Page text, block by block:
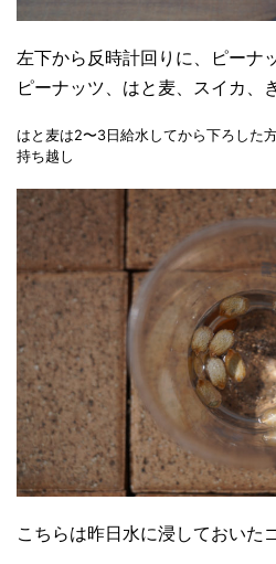
左下から反時計回りに、ピーナ
ピーナッツ、はと麦、スイカ、
はと麦は2〜3日給水してから下ろした
持ち越し
こちらは昨日水に浸しておいた